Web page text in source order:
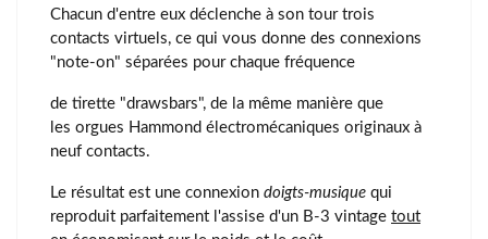
Chacun d'entre eux déclenche à son tour trois
contacts virtuels, ce qui vous donne des connexions
"note-on" séparées pour chaque fréquence
de tirette "drawsbars", de la même manière que
les orgues Hammond électromécaniques originaux à
neuf contacts.
Le résultat est une connexion doigts-musique qui
reproduit parfaitement l'assise d'un B-3 vintage tout